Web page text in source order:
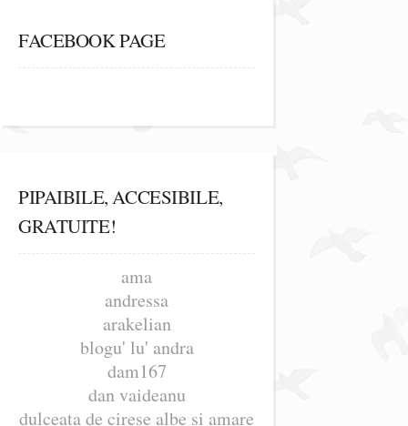
FACEBOOK PAGE
PIPAIBILE, ACCESIBILE,
GRATUITE!
ama
andressa
arakelian
blogu' lu' andra
dam167
dan vaideanu
dulceata de cirese albe si amare